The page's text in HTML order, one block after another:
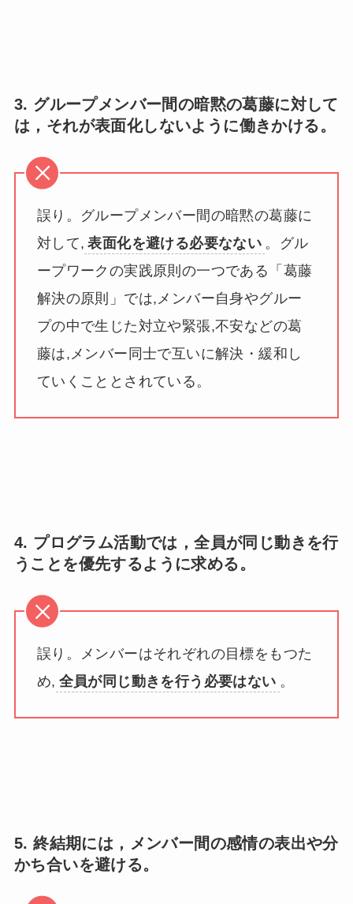
3. グループメンバー間の暗黙の葛藤に対して
は，それが表面化しないように働きかける。
誤り。グループメンバー間の暗黙の葛藤に
対して, 表面化を避ける必要なない 。グル
ープワークの実践原則の一つである「葛藤
解決の原則」では,メンバー自身やグルー
プの中で生じた対立や緊張,不安などの葛
藤は,メンバー同士で互いに解決・緩和し
ていくこととされている。
4. プログラム活動では，全員が同じ動きを行
うことを優先するように求める。
誤り。メンバーはそれぞれの目標をもつた
め, 全員が同じ動きを行う必要はない 。
5. 終結期には，メンバー間の感情の表出や分
かち合いを避ける。